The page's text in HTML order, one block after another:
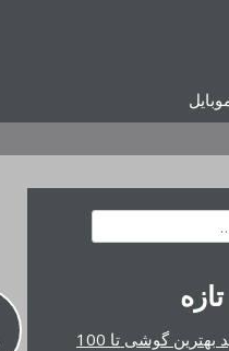
راهنمای خرید بهترین گوشی تا 100